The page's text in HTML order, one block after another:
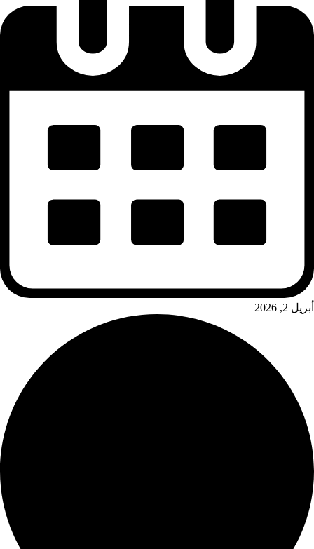
أبريل 2, 2026